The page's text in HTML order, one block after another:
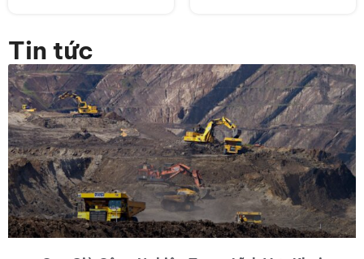
Tin tức